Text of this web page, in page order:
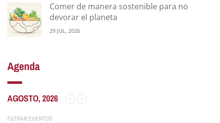
Comer de manera sostenible para no
devorar el planeta
29 JUL, 2026
Agenda
AGOSTO, 2026
FILTRAR EVENTOS